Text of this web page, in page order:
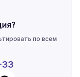
по всем
33